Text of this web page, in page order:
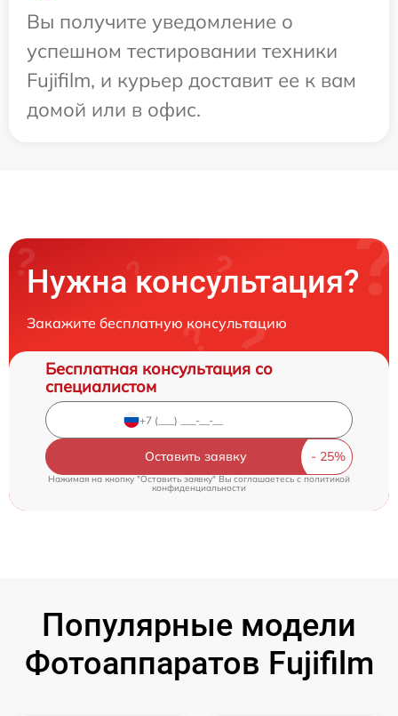
Вы получите уведомление о
успешном тестировании техники
Fujifilm, и курьер доставит ее к вам
домой или в офис.
Нужна консультация?
Закажите бесплатную консультацию
Бесплатная консультация со
специалистом
Оставить заявку
Нажимая на кнопку "Оставить заявку" Вы соглашаетесь c политикой
конфиденциальности
Популярные модели
Фотоаппаратов Fujifilm